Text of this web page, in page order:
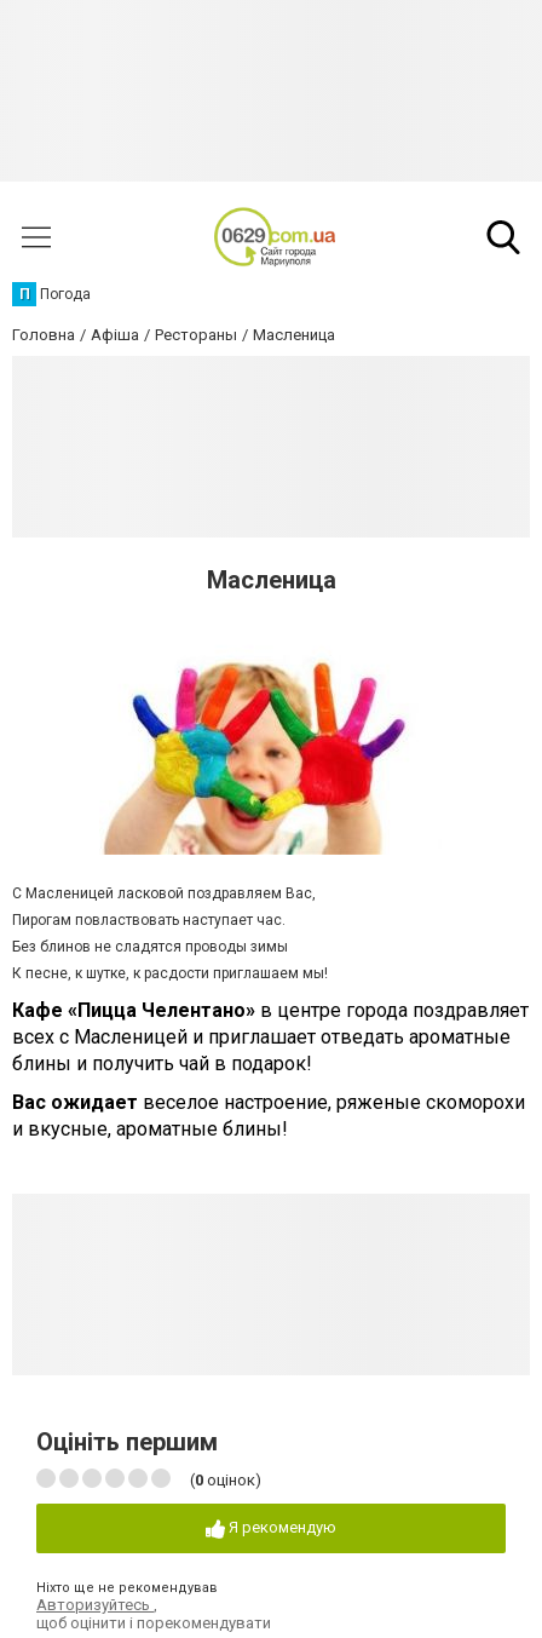
П Погода
Головна Афіша Рестораны Масленица
Масленица
С Масленицей ласковой поздравляем Вас,
Пирогам повластвовать наступает час.
Без блинов не сладятся проводы зимы
К песне, к шутке, к расдости приглашаем мы!
Кафе «Пицца Челентано» в центре города поздравляет
всех с Масленицей и приглашает отведать ароматные
блины и получить чай в подарок!
Вас ожидает веселое настроение, ряженые скоморохи
и вкусные, ароматные блины!
Оцініть першим
(0 оцінок)
Я рекомендую
Ніхто ще не рекомендував
Авторизуйтесь
щоб оцінити і порекомендувати